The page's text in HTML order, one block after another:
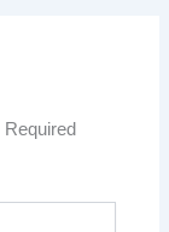
Required